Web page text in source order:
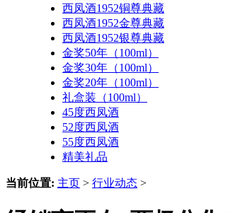
西凤酒1952铜尊典藏
西凤酒1952金尊典藏
西凤酒1952银尊典藏
金奖50年（100ml）
金奖30年（100ml）
金奖20年（100ml）
礼盒装（100ml）
45度西凤酒
52度西凤酒
55度西凤酒
精美礼品
当前位置: 主页 > 行业动态 >